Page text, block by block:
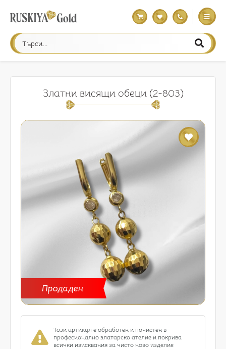
Златни висящи обеци (2-803)
Продаден
Този артикул е обработен и почистен в
професионално златарско ателие и покрива
всички изисквания за чисто ново изделие